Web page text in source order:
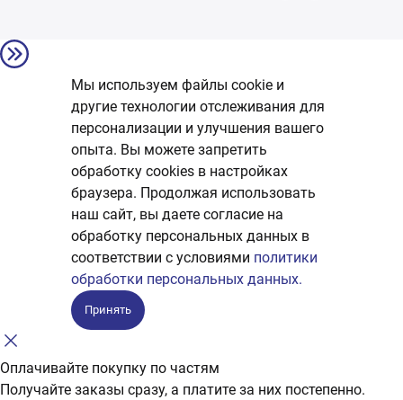
Мы используем файлы cookie и
другие технологии отслеживания для
персонализации и улучшения вашего
опыта. Вы можете запретить
обработку сookies в настройках
браузера. Продолжая использовать
наш сайт, вы даете согласие на
обработку персональных данных в
соответствии с условиями политики
обработки персональных данных.
Принять
Оплачивайте покупку по частям
Получайте заказы сразу, а платите за них постепенно.